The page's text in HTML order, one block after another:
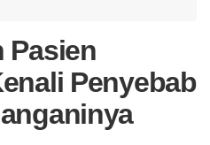
Pasien
Penyebab